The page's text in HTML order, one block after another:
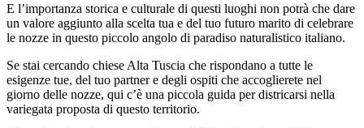
E l’importanza storica e culturale di questi luoghi non potrà che dare
un valore aggiunto alla scelta tua e del tuo futuro marito di celebrare
le nozze in questo piccolo angolo di paradiso naturalistico italiano.
Se stai cercando chiese Alta Tuscia che rispondano a tutte le
esigenze tue, del tuo partner e degli ospiti che accoglierete nel
giorno delle nozze, qui c’è una piccola guida per districarsi nella
variegata proposta di questo territorio.